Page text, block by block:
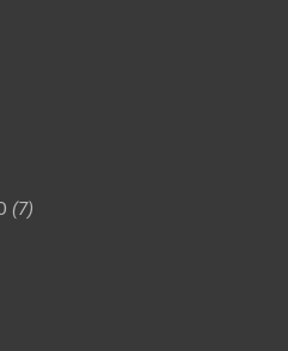
(7)